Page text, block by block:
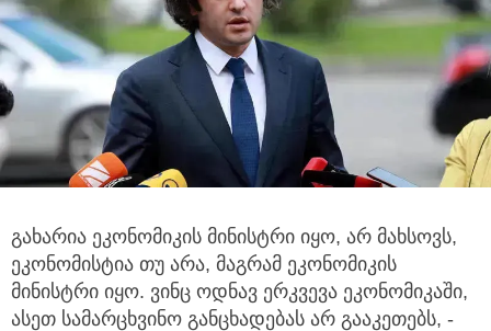
გახარია ეკონომიკის მინისტრი იყო, არ მახსოვს,
ეკონომისტია თუ არა, მაგრამ ეკონომიკის
მინისტრი იყო. ვინც ოდნავ ერკვევა ეკონომიკაში,
ასეთ სამარცხვინო განცხადებას არ გააკეთებს, -